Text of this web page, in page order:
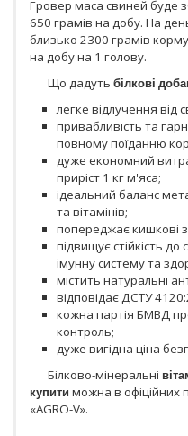
Гровер маса свиней буде
650 грамів на добу. На
близько 2300 грамів
на добу на 1 голову.
Що дадуть білкові
легке відлучення від
привабливість та
повному поїданню
дуже економний
приріст 1 кг м'яса;
ідеальний баланс
та вітамінів;
попереджає кишкові
підвищує стійкість
імунну систему та
містить натуральні
відповідає ДСТУ
кожна партія БМВД
контроль;
дуже вигідна ціна
Білково-мінеральні
купити можна в офіційних
«AGRO-V».